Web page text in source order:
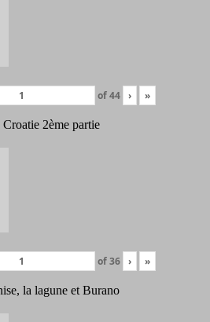
of44 › »
Croatie 2ème partie
of36 › »
la lagune et Burano